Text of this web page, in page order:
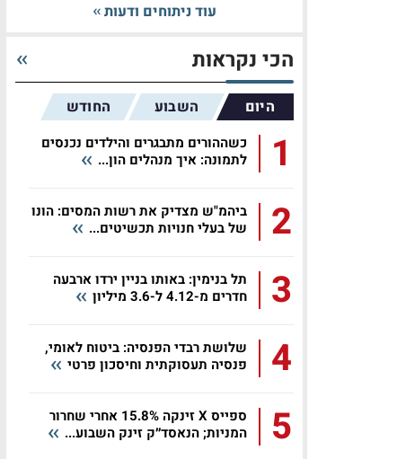
עוד ניתוחים ודעות
הכי נקראות
היום השבוע החודש
1
כשההורים מתבגרים והילדים נכנסים
לתמונה: איך מנהלים הון...
2
ביהמ"ש מצדיק את רשות המסים: הונו
של בעלי חנויות תכשיטים...
3
תל בנימין: באותו בניין ירדו ארבעה
חדרים מ-4.12 ל-3.6 מיליון
4
שלושת רבדי הפנסיה: ביטוח לאומי,
פנסיה תעסוקתית וחיסכון פרטי
5
ספייס X זינקה 15.8% אחרי שחרור
המניות; הנאסד״ק זינק השבוע...